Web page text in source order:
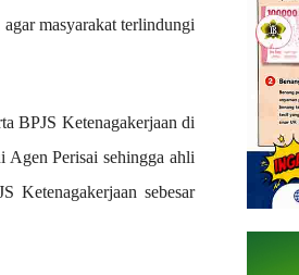
masyarakat terlindungi
BPJS Ketenagakerjaan di
Perisai sehingga ahli
Ketenagakerjaan sebesar